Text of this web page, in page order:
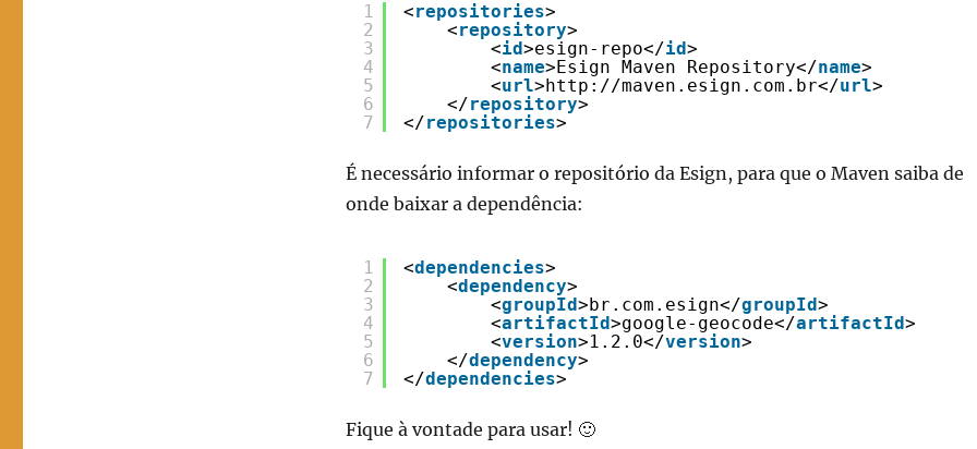
1
2
3
4
5
6
7
<repositories>
<repository>
<id>esign-repo</id>
<name>Esign Maven Repository</name
<url> http://maven.esign.com.br</url>
</repository>
</repositories>
É necessário informar o repositório da Esign, para que o Maven saiba de
onde baixar a dependência:
1
2
3
4
5
6
7
<dependencies>
<dependency>
<groupId>br.com.esign</groupId>
<artifactId>google-geocode</artifactId>
<version>1.2.0</version>
</dependency>
</dependencies>
Fique à vontade para usar! 🙂